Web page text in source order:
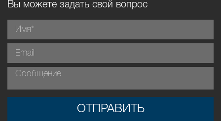
Вы можете задать свой вопрос
ОТПРАВИТЬ